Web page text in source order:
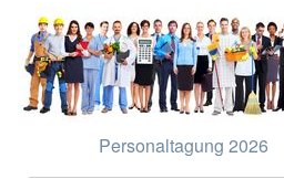
Personaltagung 2026